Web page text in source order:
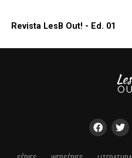
Revista LesB Out! - Ed. 01